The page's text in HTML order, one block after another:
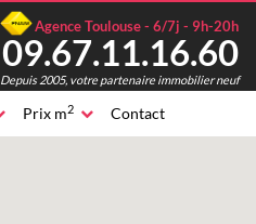
Agence Toulouse - 6/7j - 9h-20h
09.67.11.16.60
Depuis 2005, votre partenaire immobilier neuf
Prix m2 Contact